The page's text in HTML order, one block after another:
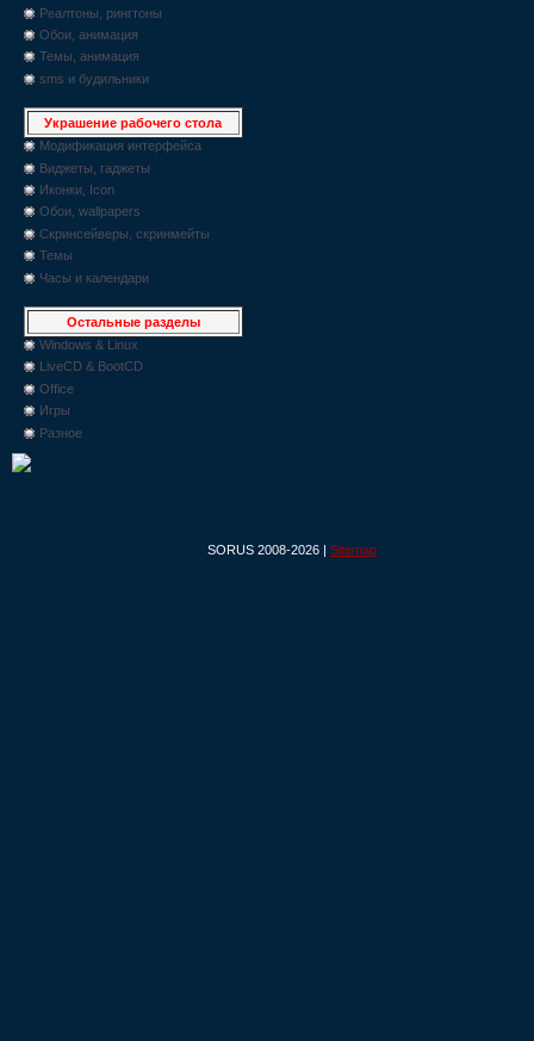
Реалтоны, рингтоны
Обои, анимация
Темы, анимация
sms и будильники
Украшение рабочего стола
Модификация интерфейса
Виджеты, гаджеты
Иконки, Icon
Обои, wallpapers
Скринсейверы, скринмейты
Темы
Часы и календари
Остальные разделы
Windows & Linux
LiveCD & BootCD
Office
Игры
Разное
SORUS 2008-2026 | Sitemap